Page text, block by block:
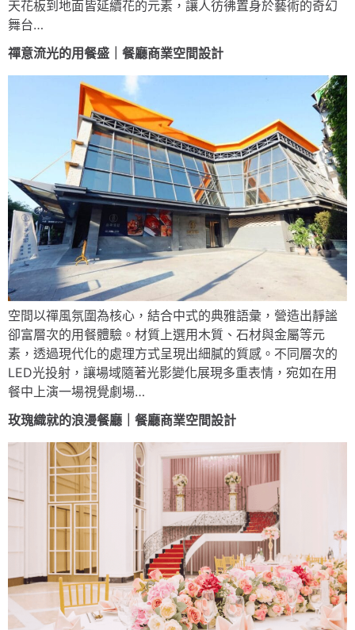
天花板到地面皆延續花的元素，讓人彷彿置身於藝術的奇幻
舞台…
禪意流光的用餐盛｜餐廳商業空間設計
空間以禪風氛圍為核心，結合中式的典雅語彙，營造出靜謐
卻富層次的用餐體驗。材質上選用木質、石材與金屬等元
素，透過現代化的處理方式呈現出細膩的質感。不同層次的
LED光投射，讓場域隨著光影變化展現多重表情，宛如在用
餐中上演一場視覺劇場…
玫瑰織就的浪漫餐廳｜餐廳商業空間設計